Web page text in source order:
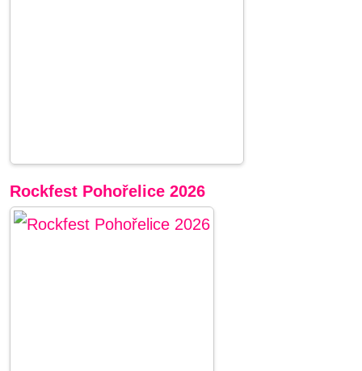
Rockfest Pohořelice 2026